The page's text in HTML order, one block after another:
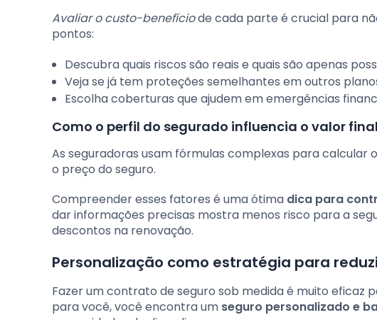
Avaliar o custo-benefíciode cada parte é crucial para
pontos:
Descubra quais riscos são reais e quais são apenas
Veja se já tem proteções semelhantes em outros
Escolha coberturas que ajudem em emergências
Como o perfil do segurado influencia o valor final
As seguradoras usam fórmulas complexas para calcular
o preço do seguro.
Compreender esses fatores é uma ótima dica para
dar informações precisas mostra menos risco para a
descontos na renovação.
Personalização como estratégia para
Fazer um contrato de seguro sob medida é muito eficaz
para você, você encontra um seguro personalizado e